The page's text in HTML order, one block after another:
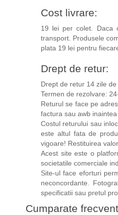
Cost livrare:
19 lei per colet. Daca
transport. Produsele
plata 19 lei pentru
Drept de retur:
Drept de retur 14 zile
Termen de rezolvare:
Returul se face pe
factura sau awb
Costul returului sau
este altul fata de
vigoare! Restituirea
Acest site este o
societatile comerciale
Site-ul face eforturi
neconcordante.
specificatii sau pretul
Cumparate